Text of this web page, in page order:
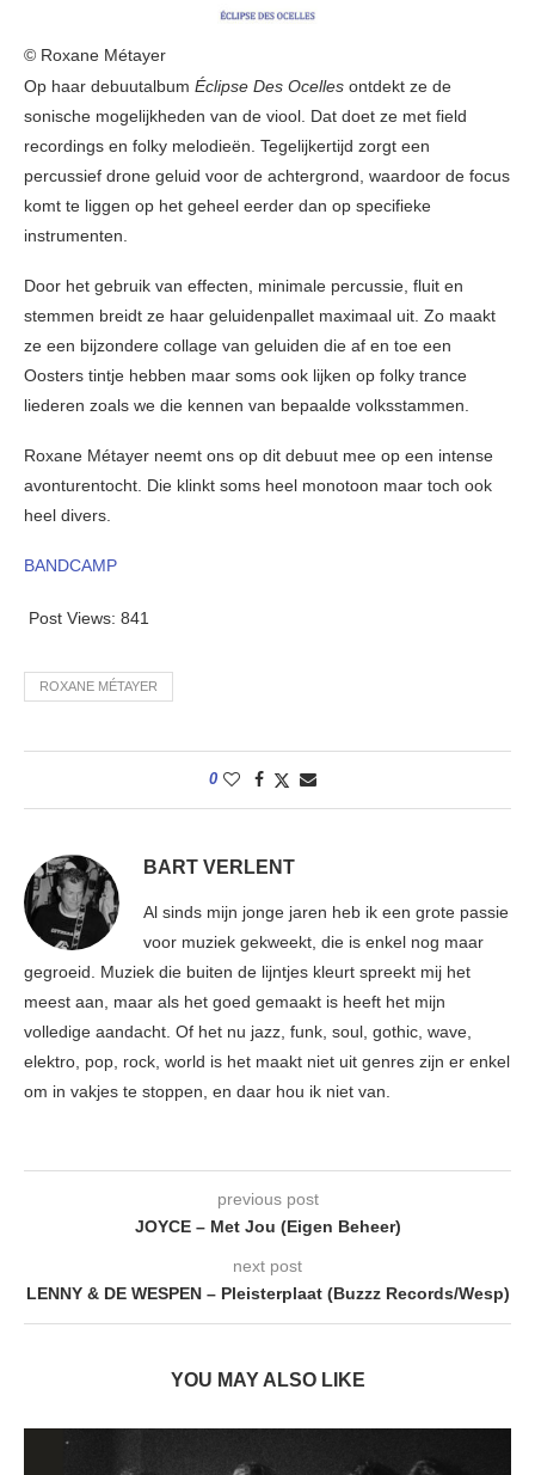
© Roxane Métayer
Op haar debuutalbum Éclipse Des Ocelles ontdekt ze de
sonische mogelijkheden van de viool. Dat doet ze met field
recordings en folky melodieën. Tegelijkertijd zorgt een
percussief drone geluid voor de achtergrond, waardoor de focus
komt te liggen op het geheel eerder dan op specifieke
instrumenten.
Door het gebruik van effecten, minimale percussie, fluit en
stemmen breidt ze haar geluidenpallet maximaal uit. Zo maakt
ze een bijzondere collage van geluiden die af en toe een
Oosters tintje hebben maar soms ook lijken op folky trance
liederen zoals we die kennen van bepaalde volksstammen.
Roxane Métayer neemt ons op dit debuut mee op een intense
avonturentocht. Die klinkt soms heel monotoon maar toch ook
heel divers.
BANDCAMP
Post Views: 841
ROXANE MÉTAYER
0
BART VERLENT
Al sinds mijn jonge jaren heb ik een grote passie
voor muziek gekweekt, die is enkel nog maar
gegroeid. Muziek die buiten de lijntjes kleurt spreekt mij het
meest aan, maar als het goed gemaakt is heeft het mijn
volledige aandacht. Of het nu jazz, funk, soul, gothic, wave,
elektro, pop, rock, world is het maakt niet uit genres zijn er enkel
om in vakjes te stoppen, en daar hou ik niet van.
previous post
JOYCE – Met Jou (Eigen Beheer)
next post
LENNY & DE WESPEN – Pleisterplaat (Buzzz Records/Wesp)
YOU MAY ALSO LIKE